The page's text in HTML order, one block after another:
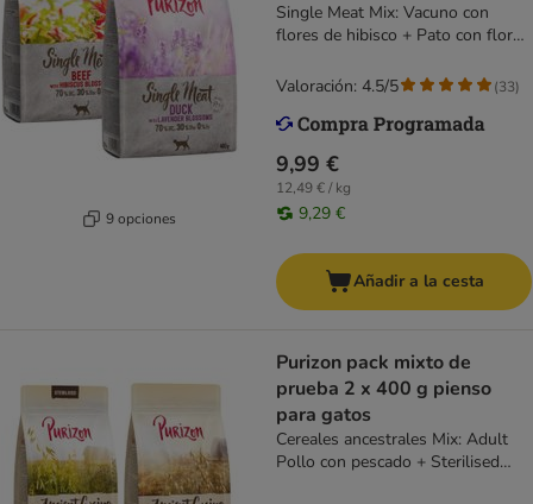
9 opciones
Single Meat Mix: Vacuno con
flores de hibisco + Pato con flores
9,99 €
12,49 € / kg
9,29 €
Valoración: 4.5/5 (33)
Añadir a la cesta
Purizon pack mixto de
prueba 2 x 400 g pienso
para gatos
Cereales ancestrales Mix: Adult
Pollo con pescado + Sterilised